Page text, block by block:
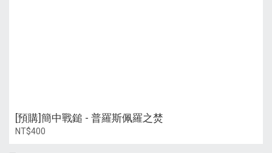
[預購]簡中戰鎚 - 普羅斯佩羅之焚
NT$400